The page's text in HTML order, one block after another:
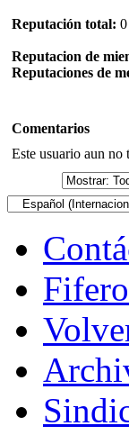
Reputación total: 0
Reputacion de
Reputaciones de
Comentarios
Este usuario aun no